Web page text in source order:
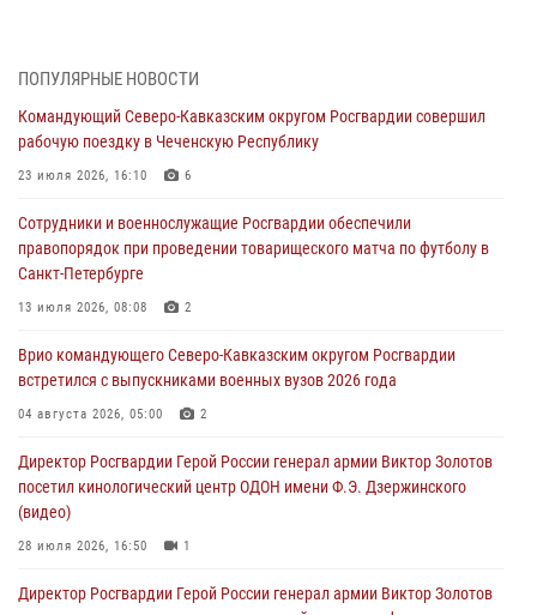
настольному теннису ко Дню физкультурника
08 августа 2026, 07:00
ограниченными возможностями здоровья (видео)
08 августа 2026, 06:32 1
Спецназ Росгвардии в Марий Эл почтил память товарища на
08 августа 2026, 06:15 9
День физкультурника в Уральском округе Росгвардии отметили
08 августа 2026, 06:03
ПОПУЛЯРНЫЕ НОВОСТИ
Командующий Северо-Кавказским округом Росгвардии совершил
рабочую поездку в Чеченскую Республику
23 июля 2026, 16:10 6
Сотрудники и военнослужащие Росгвардии обеспечили
правопорядок при проведении товарищеского матча по футболу в
Санкт-Петербурге
13 июля 2026, 08:08 2
Врио командующего Северо-Кавказским округом Росгвардии
встретился с выпускниками военных вузов 2026 года
04 августа 2026, 05:00 2
Директор Росгвардии Герой России генерал армии Виктор Золотов
посетил кинологический центр ОДОН имени Ф.Э. Дзержинского
(видео)
28 июля 2026, 16:50 1
Директор Росгвардии Герой России генерал армии Виктор Золотов